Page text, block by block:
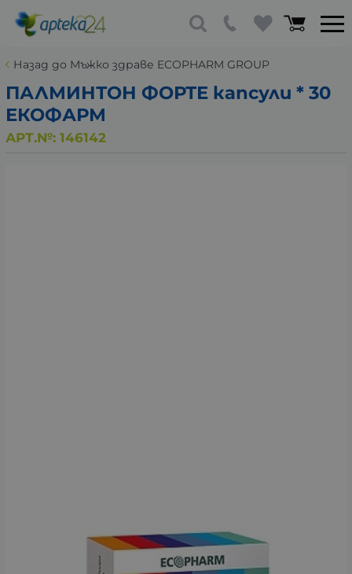
Назад до Мъжко здраве ECOPHARM GROUP
ПАЛМИНТОН ФОРТЕ капсули * 30
ЕКОФАРМ
АРТ.№: 146142